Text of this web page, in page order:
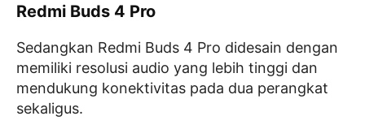
Redmi Buds 4 Pro
Sedangkan Redmi Buds 4 Pro didesain dengan
memiliki resolusi audio yang lebih tinggi dan
mendukung konektivitas pada dua perangkat
sekaligus.